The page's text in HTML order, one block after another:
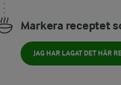
Markera receptet
JAG HAR LAGAT DET HÄR